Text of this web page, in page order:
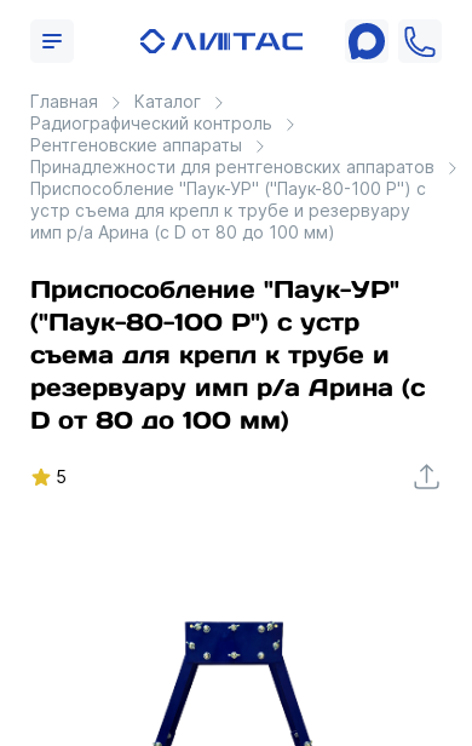
Главная
Каталог
Радиографический контроль
Рентгеновские аппараты
Принадлежности для рентгеновских аппаратов
Приспособление "Паук-УР" ("Паук-80-100 Р") с
устр съема для крепл к трубе и резервуару
имп р/а Арина (с D от 80 до 100 мм)
Приспособление "Паук-УР"
("Паук-80-100 Р") с устр
съема для крепл к трубе и
резервуару имп р/а Арина (с
D от 80 до 100 мм)
5